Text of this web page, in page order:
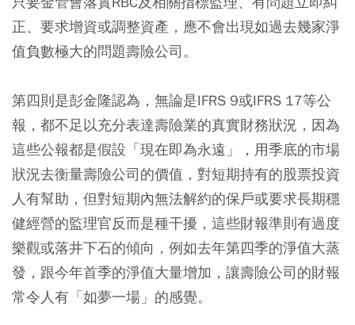
正、要求增資或調整資產，應不會出現如過去幾家淨
值負數極大的問題壽險公司。
第四則是彭金隆認為，無論是IFRS 9或IFRS 17等公
報，都不足以充分表達壽險業的真實財務狀況，因為
這些公報都是假設「現在即為永遠」，用季底的市場
狀況去衡量壽險公司的價值，對短期持有的股票投資
人有幫助，但對短期內無法解約的保戶或要求長期穩
健經營的監理官反而是種干擾，這些財報準則有過度
樂觀或落井下石的傾向，例如去年第四季的淨值大蒸
發，跟今年首季的淨值大量增加，讓壽險公司的財報
常令人有「如夢一場」的感覺。